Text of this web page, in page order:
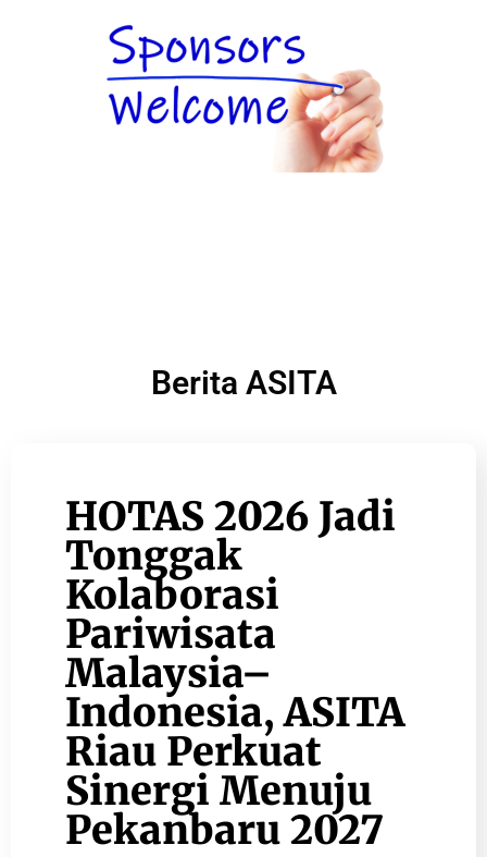
Berita ASITA
HOTAS 2026 Jadi
Tonggak
Kolaborasi
Pariwisata
Malaysia–
Indonesia, ASITA
Riau Perkuat
Sinergi Menuju
Pekanbaru 2027